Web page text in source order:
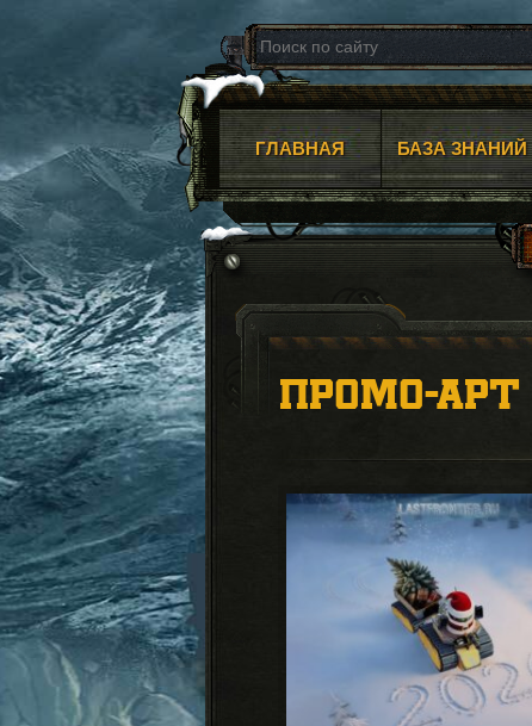
ГЛАВНАЯ БАЗА ЗНАНИЙ
ПРОМО-АРТ